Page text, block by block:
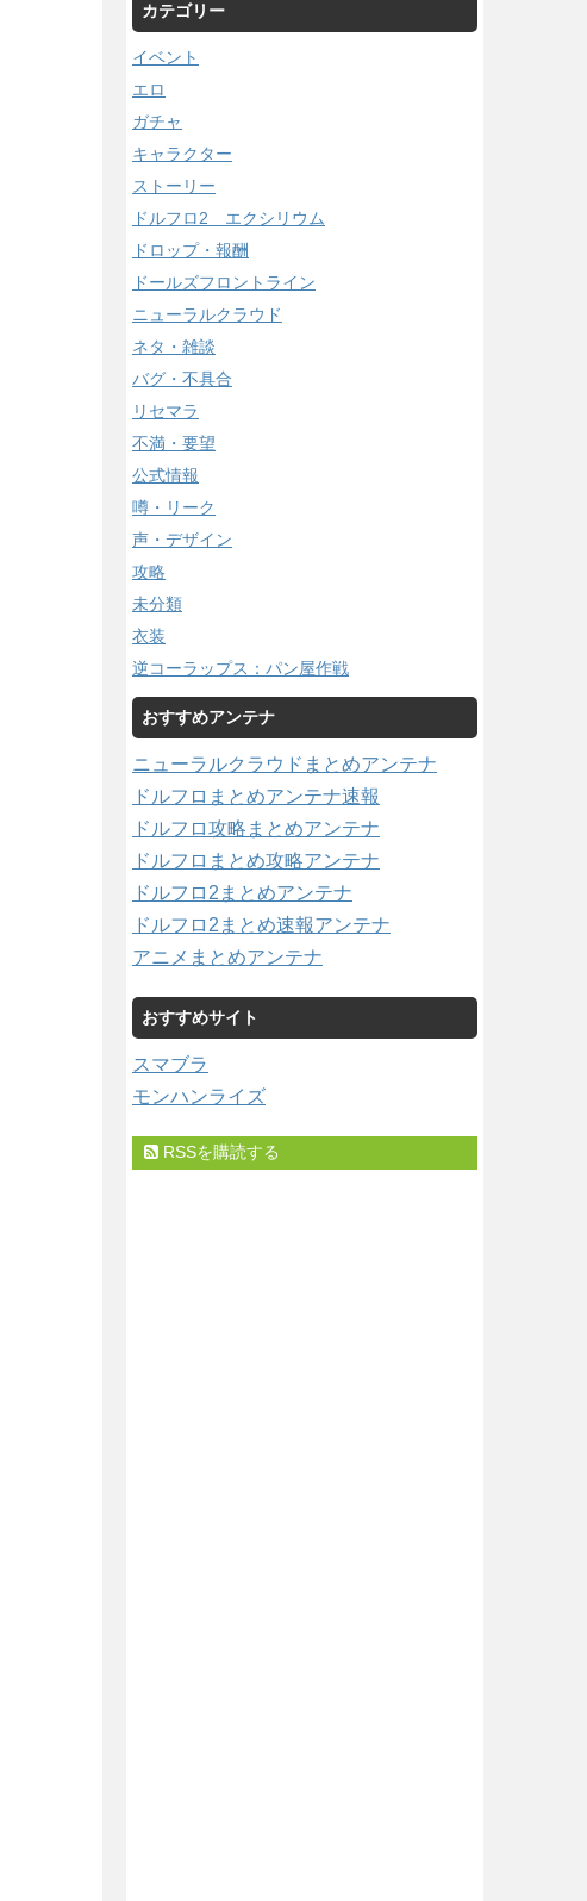
カ
イ
ブ
カテゴリー
イベント
エロ
ガチャ
キャラクター
ストーリー
ドルフロ2 エクシリウム
ドロップ・報酬
ドールズフロントライン
ニューラルクラウド
ネタ・雑談
バグ・不具合
リセマラ
不満・要望
公式情報
噂・リーク
声・デザイン
攻略
未分類
衣装
逆コーラップス：パン屋作戦
おすすめアンテナ
ニューラルクラウドまとめアンテナ
ドルフロまとめアンテナ速報
ドルフロ攻略まとめアンテナ
ドルフロまとめ攻略アンテナ
ドルフロ2まとめアンテナ
ドルフロ2まとめ速報アンテナ
アニメまとめアンテナ
おすすめサイト
スマブラ
モンハンライズ
RSSを購読する